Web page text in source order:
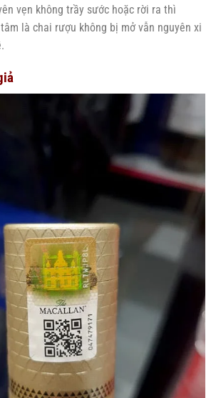
vẹn không trầy sước hoặc rời ra thì
là chai rượu không bị mở vẫn nguyên xi